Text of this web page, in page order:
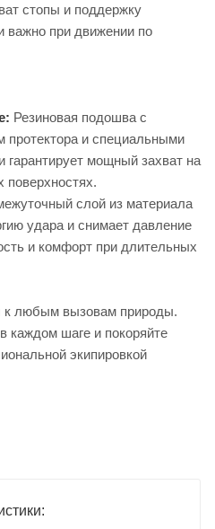
стопы и поддержку
важно при движении по
Резиновая подошва с
протектора и специальными
мощный захват на
слой из материала
удара и снимает давление
и комфорт при длительных
к любым вызовам природы.
каждом шаге и покоряйте
экипировкой